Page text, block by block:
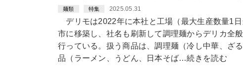
麺類 特集 2025.05.31
デリモは2022年に本社と工場（最大生産数量1
市に移築し、社名も刷新して調理麺からデリカ全
行っている。扱う商品は、調理麺（冷し中華、ざ
品（ラーメン、うどん、日本そば…続きを読む